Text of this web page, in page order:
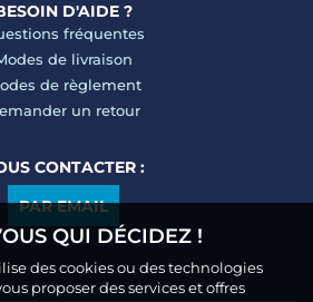
D'AIDE ?
fréquentes
de livraison
de règlement
un retour
CONTACTER :
PAR EMAIL
QUI DÉCIDEZ !
des cookies ou des technologies
proposer des services et offres